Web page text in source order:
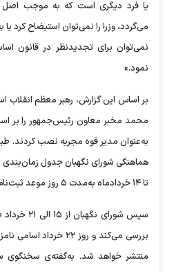
یا فرد دیگری است که به موجب
می‌گردد، وزرا را نمی‌توان استیضاح کرد یا
نمی‌توان برای تجدیدنظر در قانون
نمود.»
محمد مخبر معاون رئیس‌جمهور را بر
به‌عنوان مدیر قوه مجریه نصب کردند.
تا ۱۴ خردادماه به‌مدت ۵ روز موعد ثبت‌نام از داوطلبان خواهد بود.
سپس شورای
بررسی می‌کند و روز ۲۲
منتشر خواهد شد. به‌گفته‌ی سخنگوی